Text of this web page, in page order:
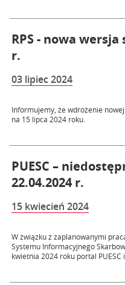
RPS - nowa
r.
03 lipiec 2024
Informujemy, że wdrożenie
na 15 lipca 2024 roku.
PUESC –
22.04.2024 r.
15 kwiecień 2024
W związku z zaplanowanymi
Systemu Informacyjnego
kwietnia 2024 roku portal PUESC